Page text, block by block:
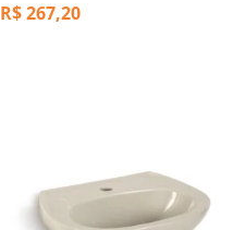
R$267,20